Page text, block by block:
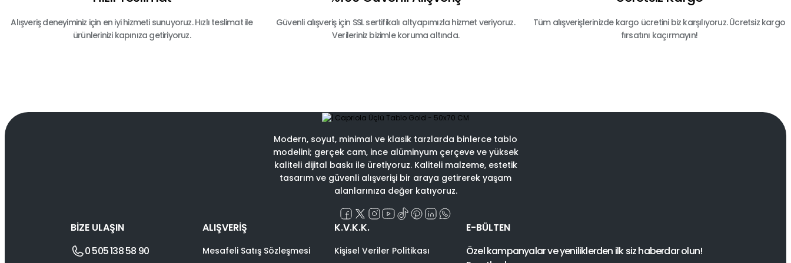
Alışveriş deneyiminiz için en iyi hizmeti sunuyoruz. Hızlı teslimat ile
ürünlerinizi kapınıza getiriyoruz.
Güvenli alışveriş için SSL sertifikalı altyapımızla hizmet veriyoruz.
Verileriniz bizimle koruma altında.
Tüm alışverişlerinizde kargo ücretini biz karşılıyoruz. Ücretsiz kargo
fırsatını kaçırmayın!
Modern, soyut, minimal ve klasik tarzlarda binlerce tablo
modelini; gerçek cam, ince alüminyum çerçeve ve yüksek
kaliteli dijital baskı ile üretiyoruz. Kaliteli malzeme, estetik
tasarım ve güvenli alışverişi bir araya getirerek yaşam
alanlarınıza değer katıyoruz.
BİZE ULAŞIN
0 505 138 58 90
ALIŞVERİŞ
Mesafeli Satış Sözleşmesi
K.V.K.K.
Kişisel Veriler Politikası
E-BÜLTEN
Özel kampanyalar ve yeniliklerden ilk siz haberdar olun!